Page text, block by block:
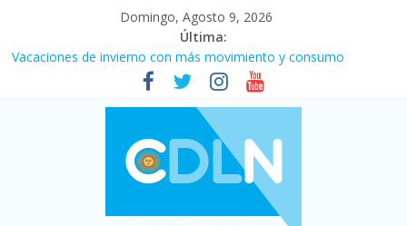
Domingo, Agosto 9, 2026
Última:
Vacaciones de invierno con más movimiento y consumo
turístico: 4,6 millones de personas viajaron por el país, un 5,9%
El agro argentino logró un récord histórico de exportaciones en
el primer semestre de 2026
Duelo internacional: Falleció Jorge Messi, el papá de Leo
La morosidad alcanzó su nivel más alto en dos décadas y ya
Desde que asumió Milei cerraron 41.000 kioscos: el sector